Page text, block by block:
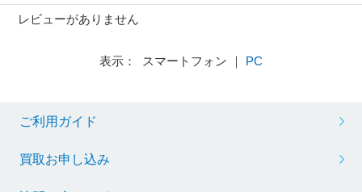
レビューがありません
表示： スマートフォン ｜ PC
ご利用ガイド
買取お申し込み